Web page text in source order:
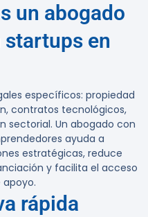
un abogado
en
específicos: propiedad
contratos tecnológicos,
sectorial. Un abogado con
ayuda a
estratégicas, reduce
y facilita el acceso
rápida